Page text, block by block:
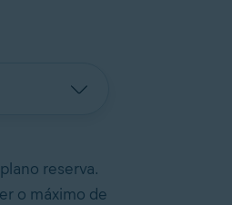
reserva.
o máximo de